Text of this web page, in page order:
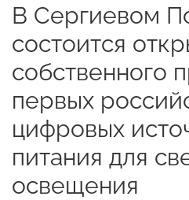
В Сергиевом
состоится
собственного
первых
цифровых
питания для
освещения